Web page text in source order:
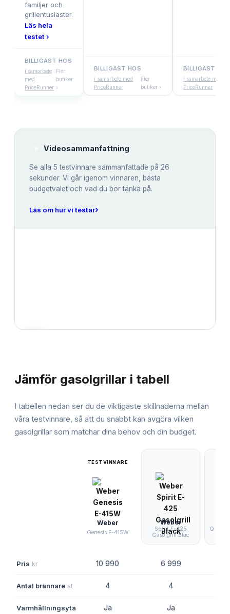
familjer och
grillentusiaster.
Läs hela
testet ›
BILLIGAST HOS
i samarbete
med
PriceRunner
Fler
butiker
›
BILLIGAST HOS
i samarbete med
PriceRunner
Fler
butiker ›
BILLIGAST HOS
i samarbete med
PriceRunner
Videosammanfattning
Se alla 5 testvinnare sammanfattade på 26
sekunder. Vi går igenom vinnaren, bästa
budgetvalet och vad du bör tänka på.
Läs om hur vi testar›
Jämför gasolgrillar i tabell
I tabellen nedan ser du de viktigaste skillnaderna mellan
våra testvinnare, så att du snabbt kan avgöra vilken
gasolgrillar som matchar dina behov och din budget.
TESTVINNARE
Weber
Genesis E-415W
Weber
Spirit E-425
Gasolgrill Blac
Q
Pris kr 10 990 6 999
Antal brännare st 4 4
Varmhållningsyta Ja Ja